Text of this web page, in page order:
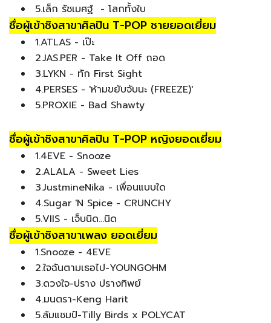
5.เล็ก รัชเมศฐ์ - โลกทั้งใบ
ชื่อผู้เข้าชิงสาขาศิลปิน T-POP ชายยอดเยี่ยม
1.ATLAS - เป๊ะ
2.JAS.PER - Take It Off ถอด
3.LYKN - ทัก First Sight
4.PERSES - 'ห้ามขยับจับนะ (FREEZE)'
5.PROXIE - Bad Shawty
ชื่อผู้เข้าชิงสาขาศิลปิน T-POP หญิงยอดเยี่ยม
1.4EVE - Snooze
2.ALALA - Sweet Lies
3.JustmineNika - เพื่อนแบบใด
4.Sugar 'N Spice - CRUNCHY
5.VIIS - เจ็บนิด...นิด
ชื่อผู้เข้าชิงสาขาเพลง ยอดเยี่ยม
1.Snooze - 4EVE
2.ใจฉันตามเธอไป-YOUNGOHM
3.ดวงใจ-ปราง ปรางทิพย์
4.มนตรา-Keng Harit
5.ล้มแชมป์-Tilly Birds x POLYCAT